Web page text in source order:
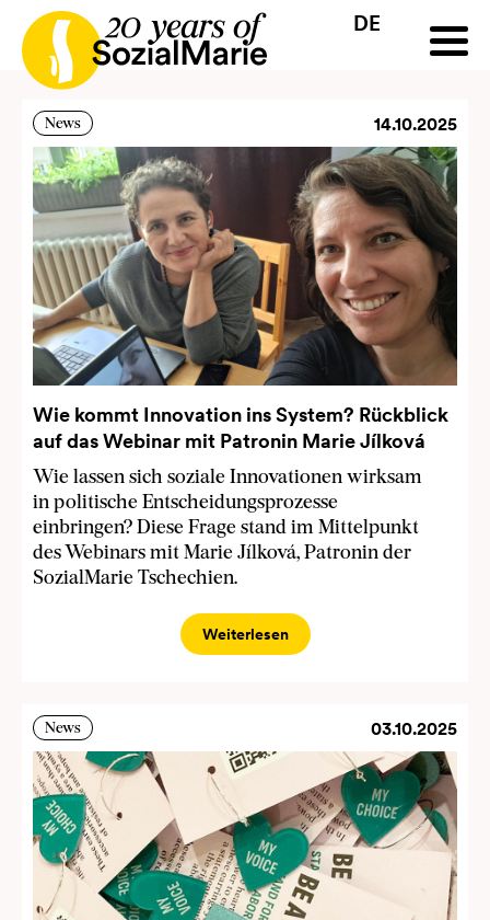
DE
HU SK SL
ProjekteNews Downloads
News 14.10.2025
Wie kommt Innovation ins System? Rückblick
auf das Webinar mit Patronin Marie Jílková
Wie lassen sich soziale Innovationen wirksam
in politische Entscheidungsprozesse
einbringen? Diese Frage stand im Mittelpunkt
des Webinars mit Marie Jílková, Patronin der
SozialMarie Tschechien.
Weiterlesen
News 03.10.2025